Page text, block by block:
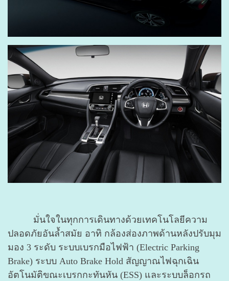
มั่นใจในทุกการเดินทางด้วยเทคโนโลยีความ
ปลอดภัยอันล้ำสมัย อาทิ กล้องส่องภาพด้านหลังปรับมุม
มอง 3 ระดับ ระบบเบรกมือไฟฟ้า (Electric Parking
Brake) ระบบ Auto Brake Hold สัญญาณไฟฉุกเฉิน
อัตโนมัติขณะเบรกกะทันหัน (ESS) และระบบล็อกรถ